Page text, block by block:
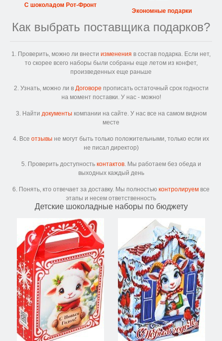
С шоколадом Рот-Фронт
Экономные подарки
Как выбрать поставщика подарков?
1. Проверить, можно ли внести изменения в состав подарка. Если нет,
то скорее всего наборы были собраны еще летом из конфет,
произведенных еще раньше
2. Узнать, можно ли в Договоре прописать остаточный срок годности
на момент поставки. У нас - можно!
3. Найти документы компании на сайте. У нас все на самом видном
месте
4. Все отзывы не могут быть только положительными, только если их
не писал директор)
5. Проверить доступность контактов. Мы работаем без обеда и
выходных каждый день
6. Понять, кто отвечает за доставку. Мы полностью контролируем все
этапы и несем ответственность
Детские шоколадные наборы по бюджету